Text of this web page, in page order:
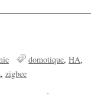
domotique HA
zigbee